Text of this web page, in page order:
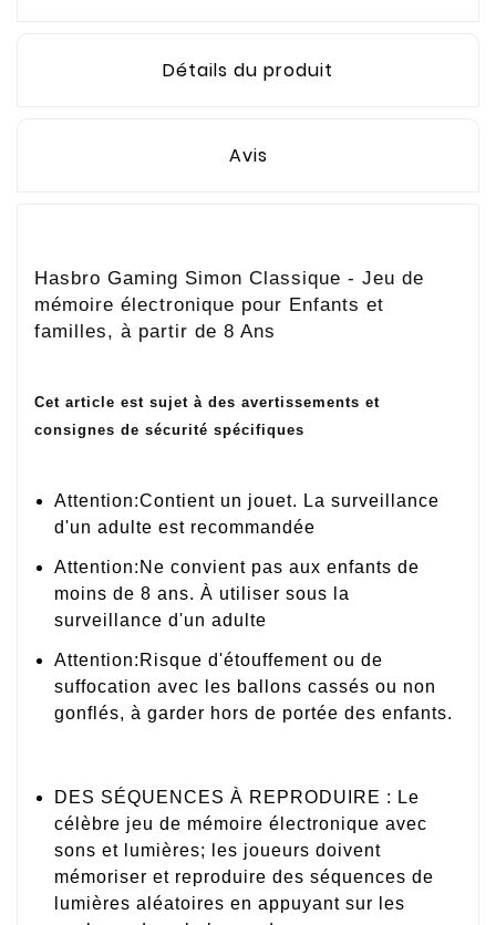
Détails du produit
Avis
Hasbro Gaming Simon Classique - Jeu de
mémoire électronique pour Enfants et
familles, à partir de 8 Ans
Cet article est sujet à des avertissements et
consignes de sécurité spécifiques
Attention:Contient un jouet. La surveillance
d'un adulte est recommandée
Attention:Ne convient pas aux enfants de
moins de 8 ans. À utiliser sous la
surveillance d'un adulte
Attention:Risque d'étouffement ou de
suffocation avec les ballons cassés ou non
gonflés, à garder hors de portée des enfants.
DES SÉQUENCES À REPRODUIRE : Le
célèbre jeu de mémoire électronique avec
sons et lumières; les joueurs doivent
mémoriser et reproduire des séquences de
lumières aléatoires en appuyant sur les